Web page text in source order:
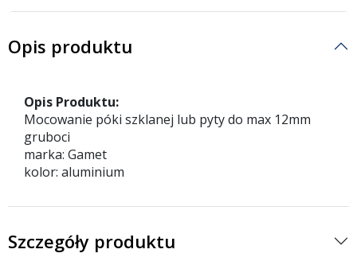
Opis produktu
Opis Produktu:
Mocowanie póki szklanej lub pyty do max 12mm
gruboci
marka: Gamet
kolor: aluminium
Szczegóły produktu